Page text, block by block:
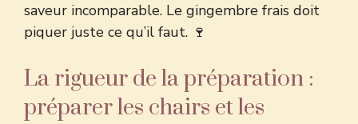
saveur incomparable. Le gingembre frais doit
piquer juste ce qu’il faut. 🍷
La rigueur de la préparation :
préparer les chairs et les